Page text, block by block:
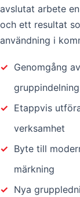
avslutat arbete
och ett resultat
användning i
✓ Genomgång
gruppindelning
✓ Etappvis
verksamhet
✓ Byte till
märkning
✓ Nya